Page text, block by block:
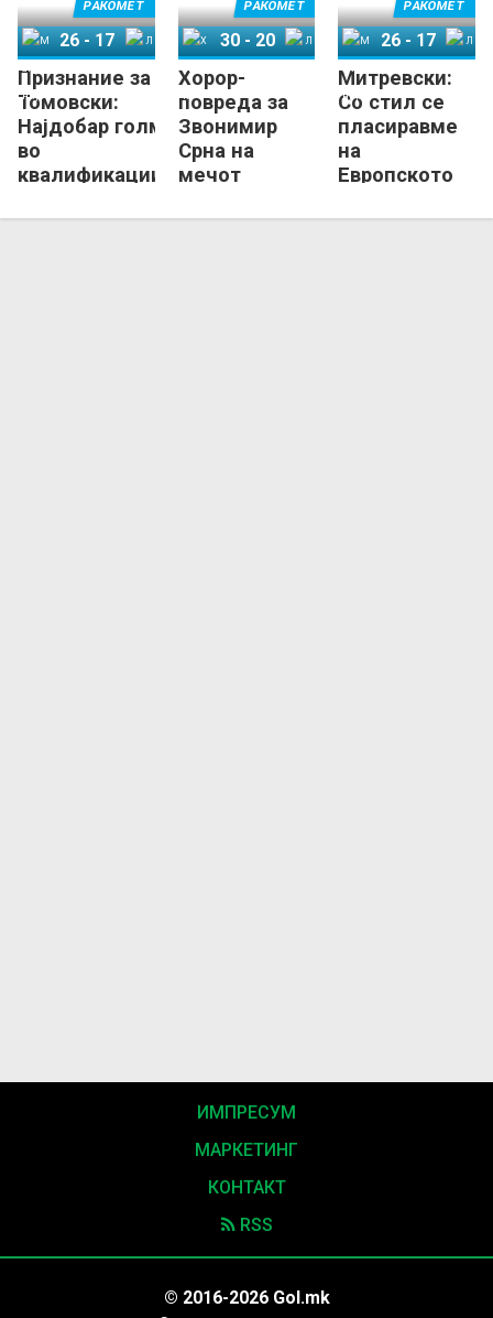
Признание за
Томовски:
Најдобар голман
во
квалификациите!
РАКОМЕТ
Македонија
26 - 17
Литванија
Хорор-
повреда за
Звонимир
Срна на
мечот
Луксембург
РАКОМЕТ
Хрватска
30- 20
Митревски:
Со стил се
пласиравме
на
Европското
таму има што
РАКОМЕТ
Македонија
26- 17
ИМПРЕСУМ
МАРКЕТИНГ
КОНТАКТ
RSS
© 2016-2026 Gol.mk